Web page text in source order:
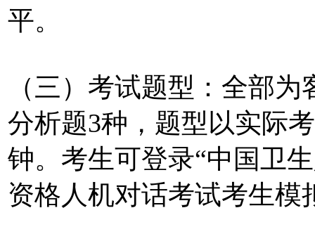
平。
（三）考试题型：全部
分析题3种，题型以实际
钟。考生可登录“中国卫
资格人机对话考试考生模